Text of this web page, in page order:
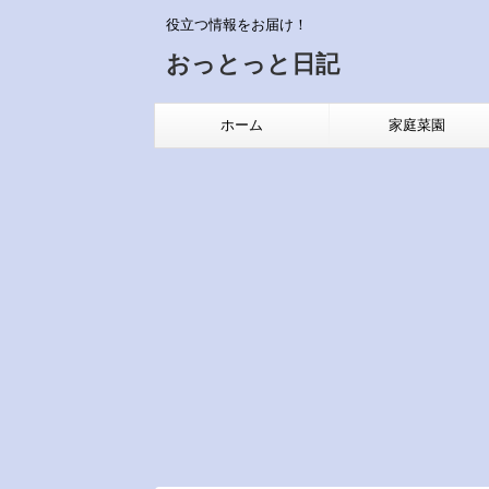
役立つ情報をお届け！
おっとっと日記
ホーム 家庭菜園